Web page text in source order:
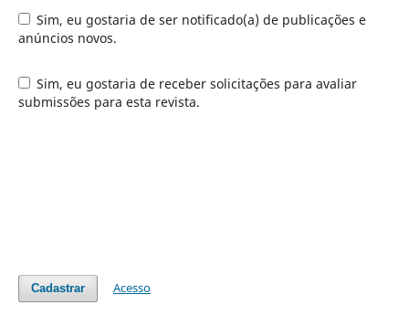
Sim, eu gostaria de ser notificado(a) de publicações e
anúncios novos.
Sim, eu gostaria de receber solicitações para avaliar
submissões para esta revista.
Cadastrar Acesso